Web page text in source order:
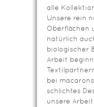
alle
Unsere rein
Oberflächen
natürlich
biologischer
Arbeit
bei
schlichtes
unsere